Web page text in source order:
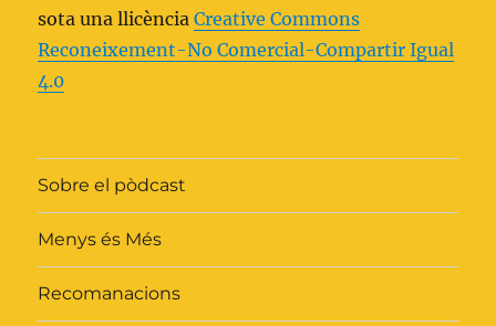
sota una llicènciaCreative Commons
Reconeixement-No Comercial-Compartir Igual
4.0
Sobre el pòdcast
Menys és Més
Recomanacions